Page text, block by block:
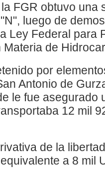
FGR obtuvo una
luego de
Ley Federal para
Materia de
por
Antonio de
le fue asegurado
12 mil
de la
a 8 mil